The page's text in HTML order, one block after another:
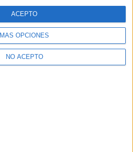
MÁS OPCIONES
NO ACEPTO
ACEPTO